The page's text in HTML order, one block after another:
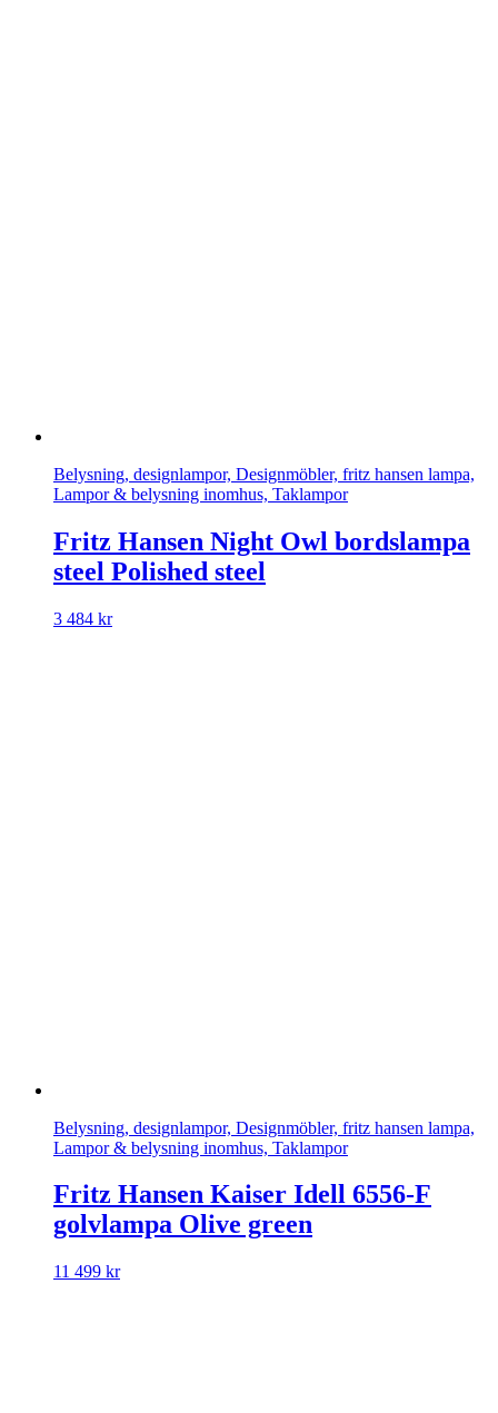
Belysning, designlampor, Designmöbler, fritz hansen lampa,
Lampor & belysning inomhus, Taklampor
Fritz Hansen Night Owl bordslampa
steel Polished steel
3 484 kr
Belysning, designlampor, Designmöbler, fritz hansen lampa,
Lampor & belysning inomhus, Taklampor
Fritz Hansen Kaiser Idell 6556-F
golvlampa Olive green
11 499 kr